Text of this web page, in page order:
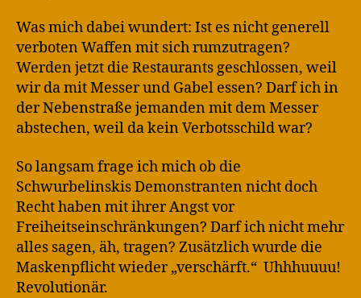
Was mich dabei wundert: Ist es nicht generell
verboten Waffen mit sich rumzutragen?
Werden jetzt die Restaurants geschlossen, weil
wir da mit Messer und Gabel essen? Darf ich in
der Nebenstraße jemanden mit dem Messer
abstechen, weil da kein Verbotsschild war?
So langsam frage ich mich ob die
Schwurbelinskis Demonstranten nicht doch
Recht haben mit ihrer Angst vor
Freiheitseinschränkungen? Darf ich nicht mehr
alles sagen, äh, tragen? Zusätzlich wurde die
Maskenpflicht wieder „verschärft.“ Uhhhuuuu!
Revolutionär.